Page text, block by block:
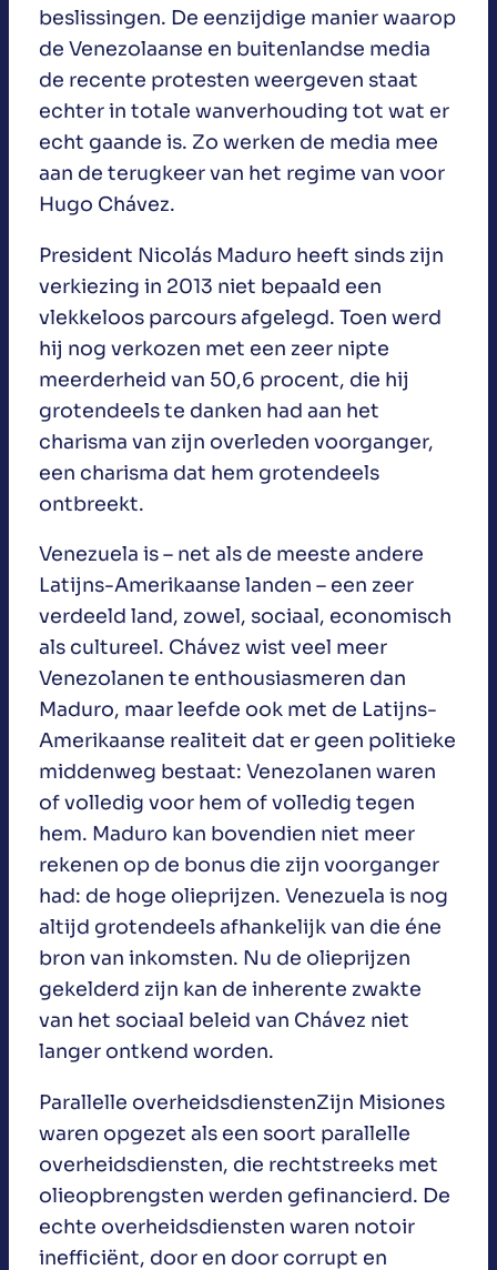
beslissingen. De eenzijdige manier waarop
de Venezolaanse en buitenlandse media
de recente protesten weergeven staat
echter in totale wanverhouding tot wat er
echt gaande is. Zo werken de media mee
aan de terugkeer van het regime van voor
Hugo Chávez.
President Nicolás Maduro heeft sinds zijn
verkiezing in 2013 niet bepaald een
vlekkeloos parcours afgelegd. Toen werd
hij nog verkozen met een zeer nipte
meerderheid van 50,6 procent, die hij
grotendeels te danken had aan het
charisma van zijn overleden voorganger,
een charisma dat hem grotendeels
ontbreekt.
Venezuela is – net als de meeste andere
Latijns-Amerikaanse landen – een zeer
verdeeld land, zowel, sociaal, economisch
als cultureel. Chávez wist veel meer
Venezolanen te enthousiasmeren dan
Maduro, maar leefde ook met de Latijns-
Amerikaanse realiteit dat er geen politieke
middenweg bestaat: Venezolanen waren
of volledig voor hem of volledig tegen
hem. Maduro kan bovendien niet meer
rekenen op de bonus die zijn voorganger
had: de hoge olieprijzen. Venezuela is nog
altijd grotendeels afhankelijk van die éne
bron van inkomsten. Nu de olieprijzen
gekelderd zijn kan de inherente zwakte
van het sociaal beleid van Chávez niet
langer ontkend worden.
Parallelle overheidsdienstenZijn Misiones
waren opgezet als een soort parallelle
overheidsdiensten, die rechtstreeks met
olieopbrengsten werden gefinancierd. De
echte overheidsdiensten waren notoir
inefficiënt, door en door corrupt en